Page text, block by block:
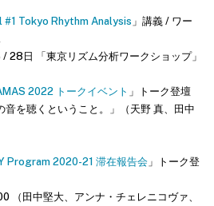
Tokyo Rhythm Analysis 」講義 / ワー
日 「東京リズム分析ワークショップ」
2022 トークイベント 」トーク登壇
音を聴くということ。
」（天野 真、田中
Program 2020-21 滞在報告会 」トーク登
（田中堅大、アンナ・チェレニコヴァ、